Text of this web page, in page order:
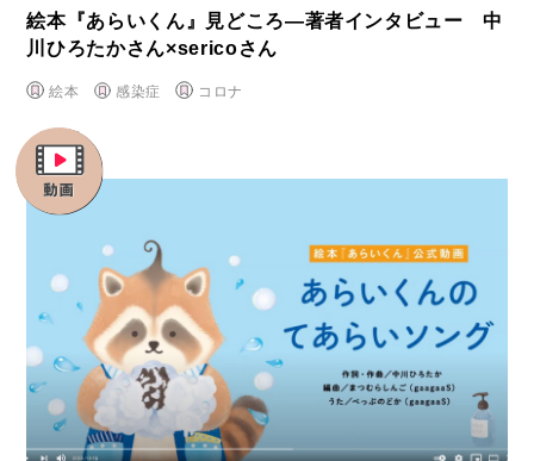
絵本『あらいくん』見どころ―著者インタビュー 中
川ひろたかさん×sericoさん
絵本 感染症 コロナ